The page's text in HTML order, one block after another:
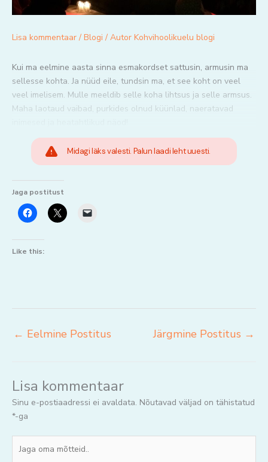
Lisa kommentaar / Blogi / Autor Kohvihoolikuelu blogi
Kui ma eelmine aasta sinna esmakordset sattusin, armusin ma
sellesse kohta. Ja nüüd eile, tundsin ma, et see koht on veel
veel imelisem. Mulle meeldib selle koha lihtsus ja selle armsus.
Maha laotaud vaibad, purkides olnud küünlad, naeratavad
Midagi läks valesti. Palun laadi leht uuesti.
Jaga postitust
Like this:
← Eelmine Postitus Järgmine Postitus →
Lisa kommentaar
Sinu e-postiaadressi ei avaldata. Nõutavad väljad on tähistatud
*-ga
oma